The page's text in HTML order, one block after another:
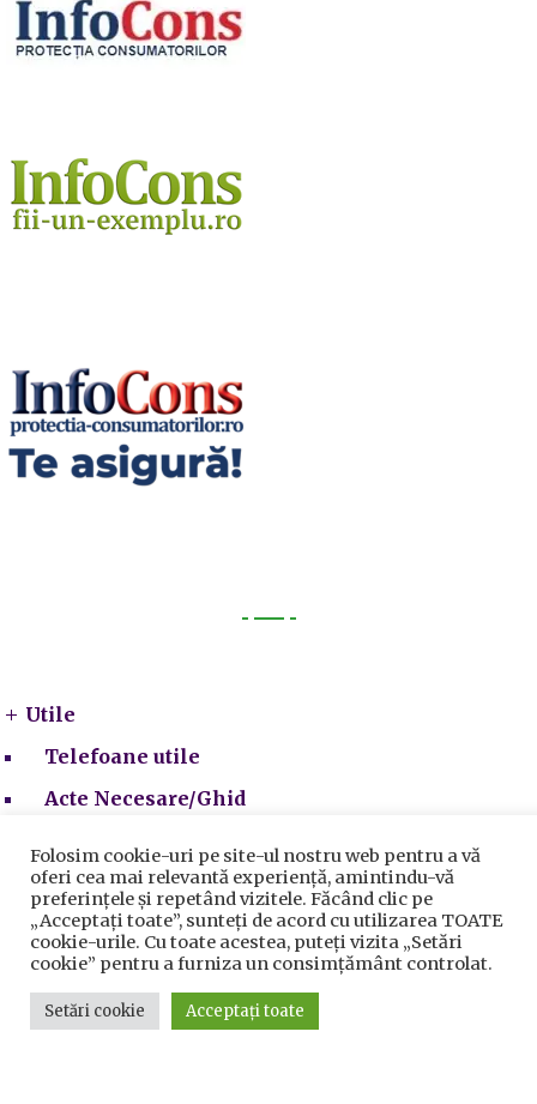
Utile
Telefoane utile
Acte Necesare/Ghid
Folosim cookie-uri pe site-ul nostru web pentru a vă
oferi cea mai relevantă experiență, amintindu-vă
preferințele și repetând vizitele. Făcând clic pe
„Acceptați toate”, sunteți de acord cu utilizarea TOATE
cookie-urile. Cu toate acestea, puteți vizita „Setări
cookie” pentru a furniza un consimțământ controlat.
Setări cookie Acceptați toate